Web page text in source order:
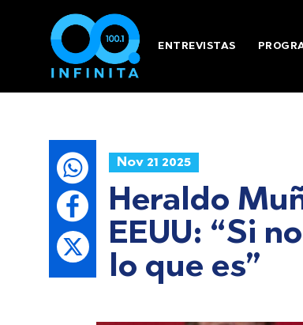
ENTREVISTAS
Nov 21 2025
Heraldo
EEUU: “Si
lo que es”